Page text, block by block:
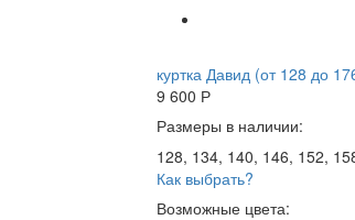
куртка Давид (от 128 до
9 600 Р
Размеры в наличии:
128, 134, 140, 146, 152,
Как выбрать?
Возможные цвета: